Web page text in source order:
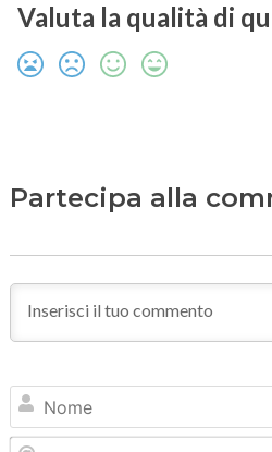
Valuta la qualità di
Partecipa alla